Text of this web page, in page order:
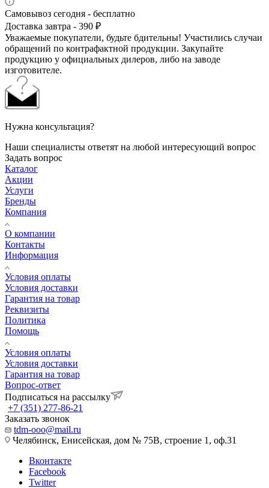
Самовывоз сегодня - бесплатно
Доставка завтра - 390 ₽
Уважаемые покупатели, будьте бдительны! Участились случаи
обращений по контрафактной продукции. Закупайте
продукцию у официальных дилеров, либо на заводе
изготовителе.
Нужна консультация?
Наши специалисты ответят на любой интересующий вопрос
Задать вопрос
Каталог
Акции
Услуги
Бренды
Компания
О компании
Контакты
Информация
Условия оплаты
Условия доставки
Гарантия на товар
Реквизиты
Политика
Помощь
Условия оплаты
Условия доставки
Гарантия на товар
Вопрос-ответ
Подписаться на рассылку
+7 (351) 277-86-21
Заказать звонок
tdm-ooo@mail.ru
Челябинск, Енисейская, дом № 75В, строение 1, оф.31
Вконтакте
Facebook
Twitter